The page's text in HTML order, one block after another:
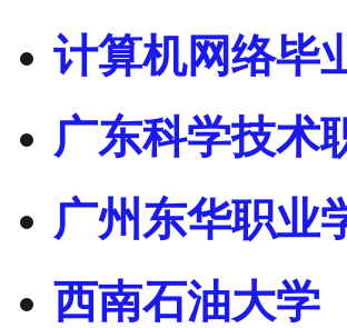
计算机网络毕
广东科学技术
广州东华职业
西南石油大学